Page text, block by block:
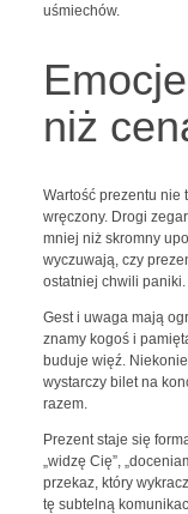
uśmiechów.
niż
Wartość prezentu nie
wręczony. Drogi
mniej niż skromny
wyczuwają, czy
ostatniej chwili paniki.
Gest i uwaga mają
znamy kogoś i
buduje więź.
wystarczy bilet na
razem.
Prezent staje się
„widzę Cię”,
przekaz, który
tę subtelną